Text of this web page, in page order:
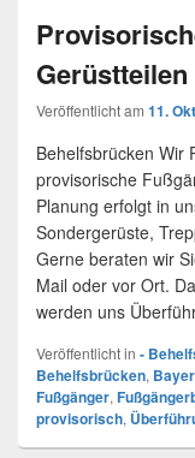
Gerüstteilen
Veröffentlicht am 11.
Behelfsbrücken Wir
provisorische
Planung erfolgt in
Sondergerüste,
Gerne beraten wir
Mail oder vor Ort.
werden uns
Veröffentlicht in -
Behelfsbrücken,
Fußgänger,
provisorisch,